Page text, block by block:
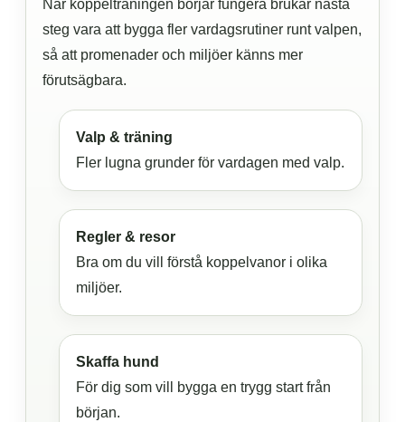
När koppelträningen börjar fungera brukar nästa
steg vara att bygga fler vardagsrutiner runt valpen,
så att promenader och miljöer känns mer
förutsägbara.
Valp & träning
Fler lugna grunder för vardagen med valp.
Regler & resor
Bra om du vill förstå koppelvanor i olika
miljöer.
Skaffa hund
För dig som vill bygga en trygg start från
början.